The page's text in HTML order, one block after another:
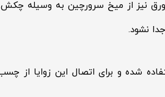
نیز از میخ سرورچین به وسیله
نشود.
شده و برای اتصال این